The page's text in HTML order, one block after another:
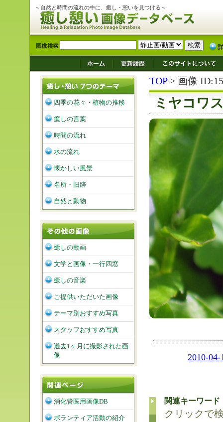
～自然と時間の流れの中に、癒し・憩いを見つける～
TOP> 画像
ミヤコワ
2010-04-
関連キーワード
クリックで
四季の花々・植物の推移
癒しの言葉
時間の流れ
水の流れ
懐かしい風景
名所・旧跡
自然と動物
癒しの動画
文学と画像・一行四窓
癒しの音楽
ご提供いただいた画像
テーマ別おすすめ写真
スタッフおすすめ写真
過去1ヶ月に撮影された画
像
消化管医用画像DB
ボランティア活動の紹介